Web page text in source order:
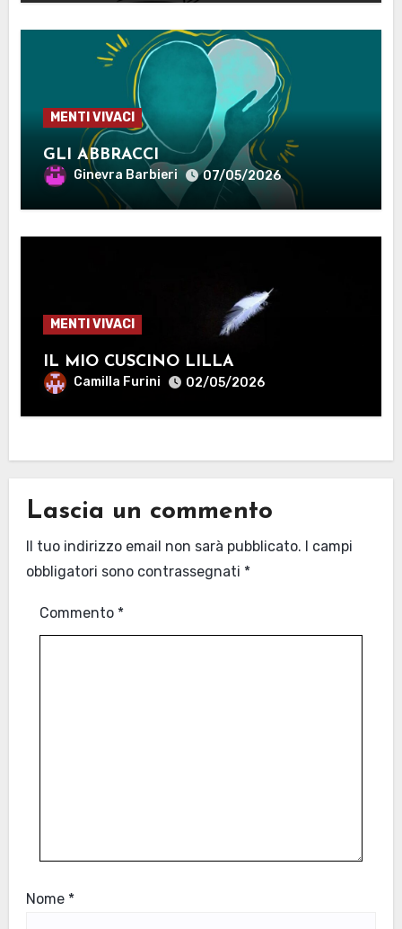
MENTI VIVACI
GLI ABBRACCI
Ginevra Barbieri 07/05/2026
MENTI VIVACI
IL MIO CUSCINO LILLA
Camilla Furini 02/05/2026
Lascia un commento
Il tuo indirizzo email non sarà pubblicato. I campi
obbligatori sono contrassegnati *
Commento *
Nome *